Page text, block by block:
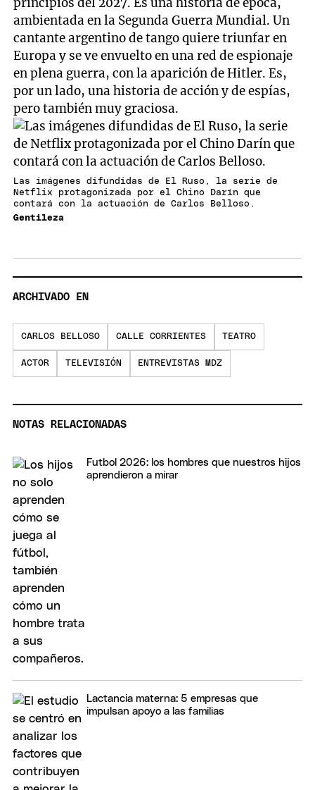
ambientada en la Segunda Guerra Mundial. Un
cantante argentino de tango quiere triunfar en
Europa y se ve envuelto en una red de espionaje
en plena guerra, con la aparición de Hitler. Es,
por un lado, una historia de acción y de espías,
pero también muy graciosa.
Las imágenes difundidas de El Ruso, la serie de
Netflix protagonizada por el Chino Darín que
contará con la actuación de Carlos Belloso.
Gentileza
ARCHIVADO EN
CARLOS BELLOSO CALLE CORRIENTES TEATRO
ACTOR TELEVISIÓN ENTREVISTAS MDZ
NOTAS RELACIONADAS
Futbol 2026: los hombres que nuestros hijos
aprendieron a mirar
Lactancia materna: 5 empresas que
impulsan apoyo a las familias